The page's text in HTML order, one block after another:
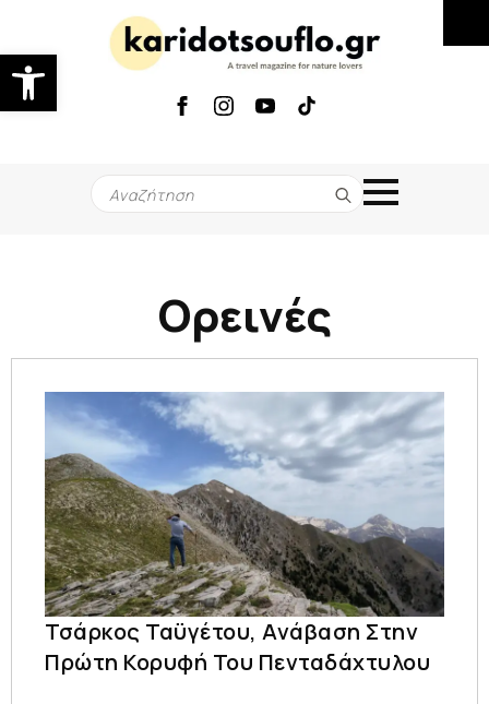
Ανοίξτε τη γραμμή εργαλείων
Search
for:
Ορεινές
Τσάρκος Ταϋγέτου, Ανάβαση Στην
Πρώτη Κορυφή Του Πενταδάχτυλου